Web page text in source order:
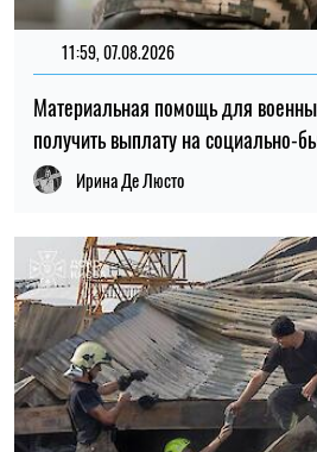
20:27, 06.08.2026
товаров и роста цен в Украине
Николай Потика